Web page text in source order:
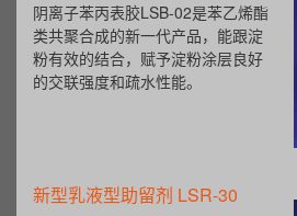
阴离子苯丙表胶LSB-02是苯乙烯酯
类共聚合成的新一代产品，能跟淀
粉有效的结合，赋予淀粉涂层良好
的交联强度和疏水性能。
新型乳液型助留剂 LSR-30